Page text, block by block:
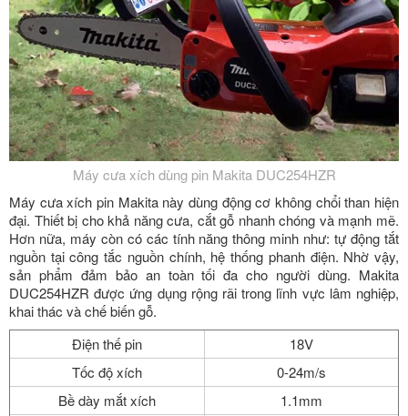
Máy cưa xích dùng pin Makita DUC254HZR
Máy cưa xích pin Makita này dùng động cơ không chổi than hiện
đại. Thiết bị cho khả năng cưa, cắt gỗ nhanh chóng và mạnh mẽ.
Hơn nữa, máy còn có các tính năng thông minh như: tự động tắt
nguồn tại công tắc nguồn chính, hệ thống phanh điện. Nhờ vậy,
sản phẩm đảm bảo an toàn tối đa cho người dùng. Makita
DUC254HZR được ứng dụng rộng rãi trong lĩnh vực lâm nghiệp,
khai thác và chế biến gỗ.
Điện thế pin
18V
Tốc độ xích
0-24m/s
Bề dày mắt xích
1.1mm